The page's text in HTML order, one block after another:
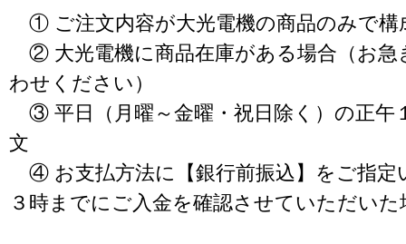
① ご注文内容が大光電機の商品のみで構
② 大光電機に商品在庫がある場合（お急
わせください）
③ 平日（月曜～金曜・祝日除く）の正午
文
④ お支払方法に【銀行前振込】をご指定
３時までにご入金を確認させていただいた